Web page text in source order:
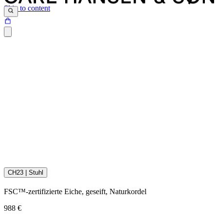
Skip to content
CH23 | Stuhl
FSC™-zertifizierte Eiche, geseift, Naturkordel
988 €